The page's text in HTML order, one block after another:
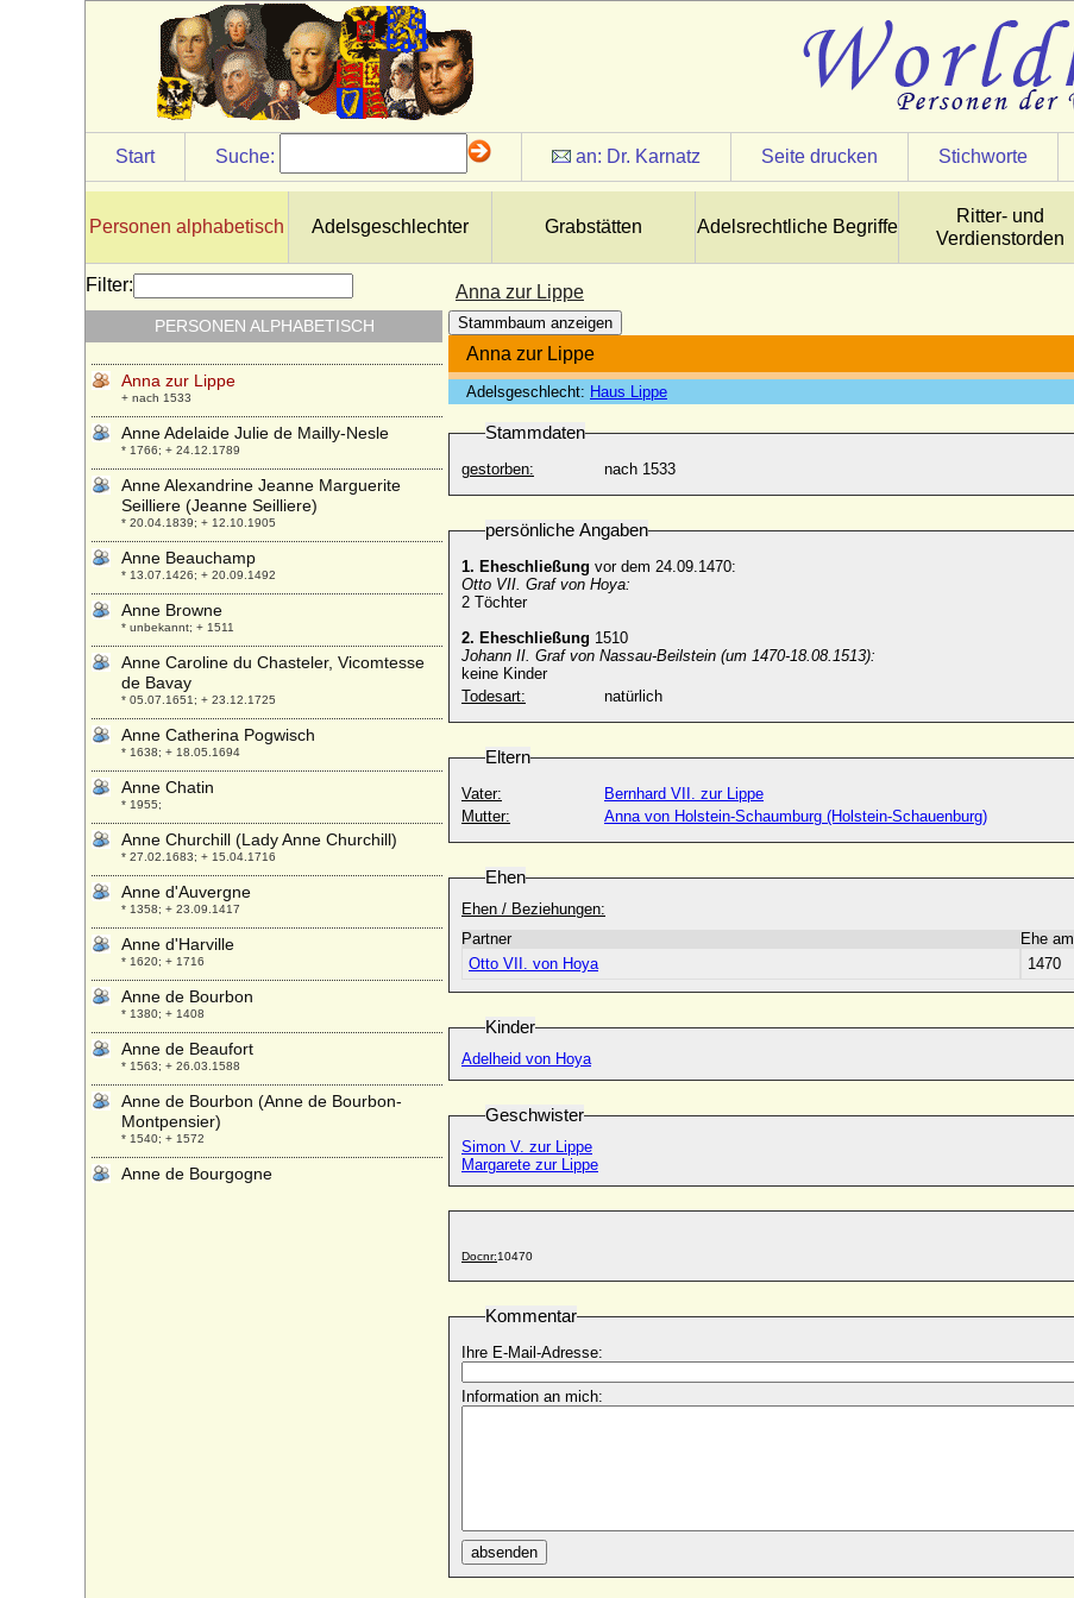
Start Suche: an: Dr. Karnatz Seite drucken Stichworte
Personen alphabetisch Adelsgeschlechter Grabstätten Adelsrechtliche Begriffe
Ritter- und
Verdienstorden
Anna zur Lippe
Stammbaum anzeigen
Anna zur Lippe
Adelsgeschlecht: Haus Lippe
Stammdaten
gestorben: nach 1533
persönliche Angaben
1. Eheschließung vor dem 24.09.1470:
Otto VII. Graf von Hoya:
2 Töchter
2. Eheschließung 1510
Johann II. Graf von Nassau-Beilstein (um 1470-18.08.1513):
keine Kinder
Todesart:
natürlich
Eltern
Vater:
Bernhard VII. zur Lippe
Mutter:
Anna von Holstein-Schaumburg (Holstein-Schauenburg)
Ehen
Ehen / Beziehungen:
Partner
Ehe am
Otto VII. von Hoya
1470
Kinder
Adelheid von Hoya
Geschwister
Simon V. zur Lippe
Margarete zur Lippe
Docnr:10470
Kommentar
Ihre E-Mail-Adresse:
Information an mich:
absenden
Filter:
PERSONEN ALPHABETISCH
* 13.06.1715; + 02.04.1780
Anna Zaslawska
Anna Zofia Sapieha-Kodenska
* 1798; + 24.12.1864
Anna zu Fürstenberg
* 12.11.1522; + 09.05.1594
* 1531; + 02.11.1599
Anna zu Ysenburg und Büdingen in
Büdingen
* 10.02.1886; + 08.02.1980
Anna zur Lippe
+ nach 1533
Anne Adelaide Julie de Mailly-Nesle
* 1766; + 24.12.1789
Anne Alexandrine Jeanne Marguerite
Seilliere (Jeanne Seilliere)
* 20.04.1839; + 12.10.1905
Anne Beauchamp
* 13.07.1426; + 20.09.1492
Anne Browne
* unbekannt; + 1511
Anne Caroline du Chasteler, Vicomtesse
de Bavay
* 05.07.1651; + 23.12.1725
Anne Catherina Pogwisch
* 1638; + 18.05.1694
Anne Chatin
* 1955;
Anne Churchill (Lady Anne Churchill)
* 27.02.1683; + 15.04.1716
Anne d'Auvergne
* 1358; + 23.09.1417
Anne d'Harville
* 1620; + 1716
Anne de Bourbon
* 1380; + 1408
Anne de Beaufort
* 1563; + 26.03.1588
Anne de Bourbon (Anne de Bourbon-
Montpensier)
* 1540; + 1572
Anne de Bourgogne